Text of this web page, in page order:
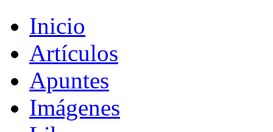
Inicio
Artículos
Apuntes
Imágenes